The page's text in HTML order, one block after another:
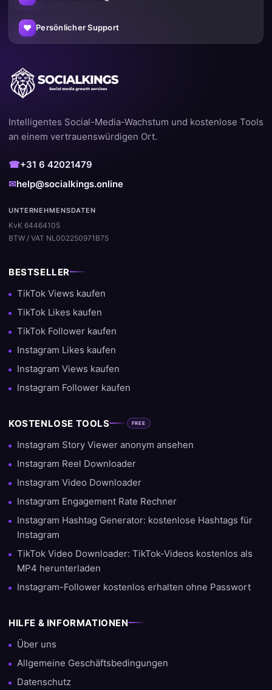
♥ Persönlicher Support
Intelligentes Social-Media-Wachstum und kostenlose Tools
an einem vertrauenswürdigen Ort.
☎+31 6 42021479
✉help@socialkings.online
UNTERNEHMENSDATEN
KvK 64464105
BTW / VAT NL002250971B75
BESTSELLER
TikTok Views kaufen
TikTok Likes kaufen
TikTok Follower kaufen
Instagram Likes kaufen
Instagram Views kaufen
Instagram Follower kaufen
KOSTENLOSE TOOLS FREE
Instagram Story Viewer anonym ansehen
Instagram Reel Downloader
Instagram Video Downloader
Instagram Engagement Rate Rechner
Instagram Hashtag Generator: kostenlose Hashtags für
Instagram
TikTok Video Downloader: TikTok-Videos kostenlos als
MP4 herunterladen
Instagram-Follower kostenlos erhalten ohne Passwort
HILFE & INFORMATIONEN
Über uns
Allgemeine Geschäftsbedingungen
Datenschutz